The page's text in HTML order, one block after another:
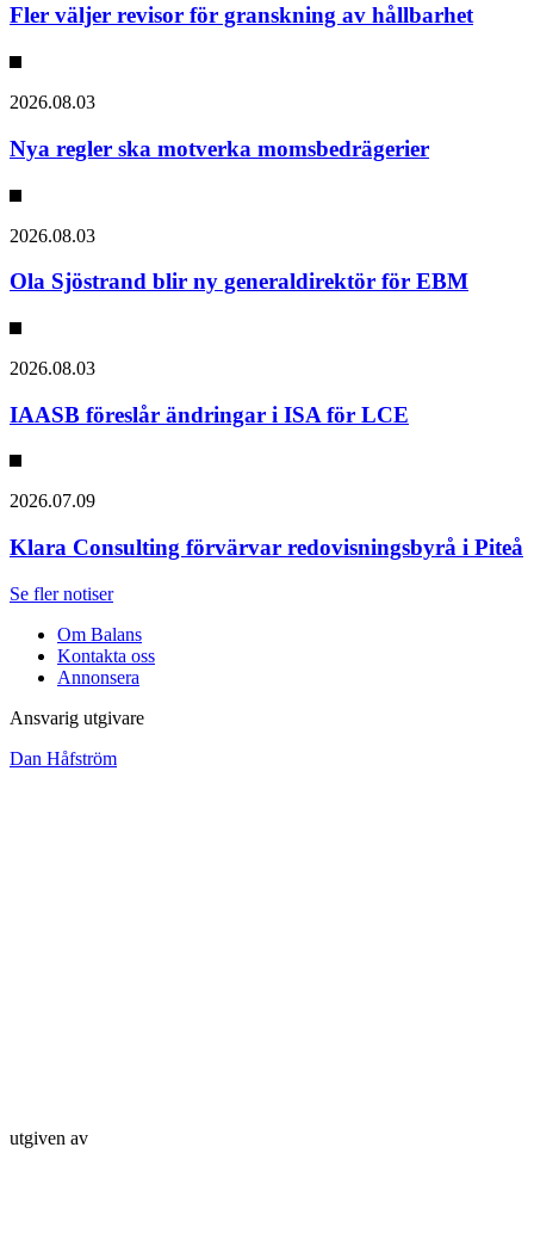
Fler väljer revisor för granskning av hållbarhet
2026.08.03
Nya regler ska motverka momsbedrägerier
2026.08.03
Ola Sjöstrand blir ny generaldirektör för EBM
2026.08.03
IAASB föreslår ändringar i ISA för LCE
2026.07.09
Klara Consulting förvärvar redovisningsbyrå i Piteå
Se fler notiser
Om Balans
Kontakta oss
Annonsera
Ansvarig utgivare
Dan Håfström
utgiven av